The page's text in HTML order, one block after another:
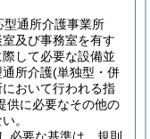
型通所介護事業所
及び事務室を有す
して必要な設備並
所介護(単独型・併
おいて行われる指
供に必要なその他の
。